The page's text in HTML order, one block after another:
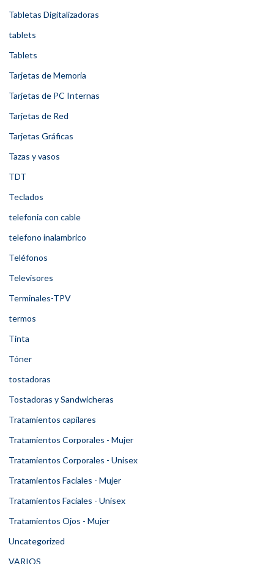
Tabletas Digitalizadoras
tablets
Tablets
Tarjetas de Memoria
Tarjetas de PC Internas
Tarjetas de Red
Tarjetas Gráficas
Tazas y vasos
TDT
Teclados
telefonia con cable
telefono inalambrico
Teléfonos
Televisores
Terminales-TPV
termos
Tinta
Tóner
tostadoras
Tostadoras y Sandwicheras
Tratamientos capilares
Tratamientos Corporales - Mujer
Tratamientos Corporales - Unisex
Tratamientos Faciales - Mujer
Tratamientos Faciales - Unisex
Tratamientos Ojos - Mujer
Uncategorized
VARIOS